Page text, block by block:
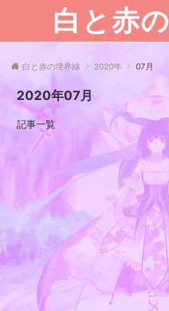
白と赤
白と赤の境界線 2020年 07月
2020年07月
記事一覧